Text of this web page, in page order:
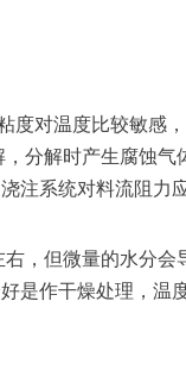
度对温度比较敏感
分解时产生腐蚀气
注系统对料流阻力
右，但微量的水分会
是作干燥处理，温